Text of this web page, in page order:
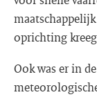
oprichting
Ook was er in